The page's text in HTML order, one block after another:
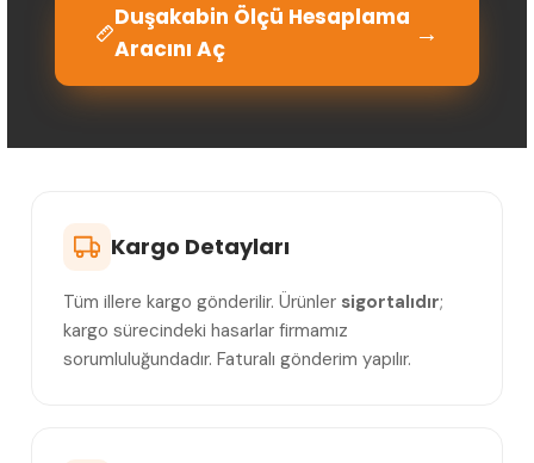
Duşakabin Ölçü Hesaplama
Aracını Aç
→
Kargo Detayları
Tüm illere kargo gönderilir. Ürünler sigortalıdır;
kargo sürecindeki hasarlar firmamız
sorumluluğundadır. Faturalı gönderim yapılır.